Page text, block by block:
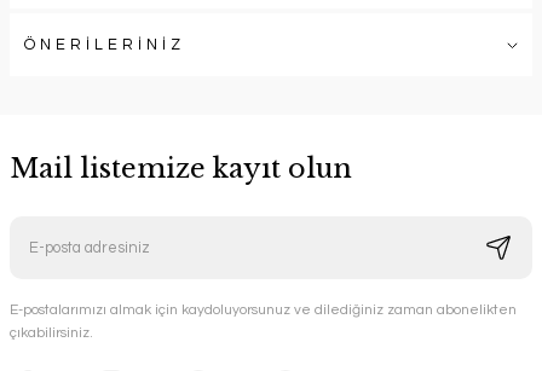
ÖNERİLERİNİZ
Mail listemize kayıt olun
E-postalarımızı almak için kaydoluyorsunuz ve dilediğiniz zaman abonelikten
çıkabilirsiniz.